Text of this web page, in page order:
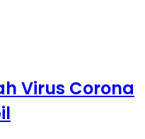
Virus Corona